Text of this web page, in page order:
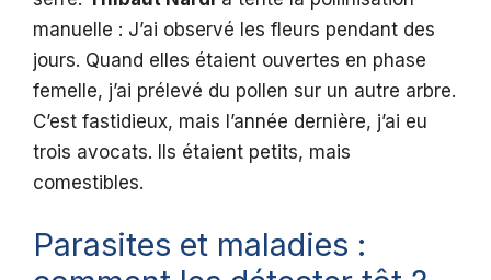
manuelle : J’ai observé les fleurs pendant des
jours. Quand elles étaient ouvertes en phase
femelle, j’ai prélevé du pollen sur un autre arbre.
C’est fastidieux, mais l’année dernière, j’ai eu
trois avocats. Ils étaient petits, mais
comestibles.
Parasites et maladies :